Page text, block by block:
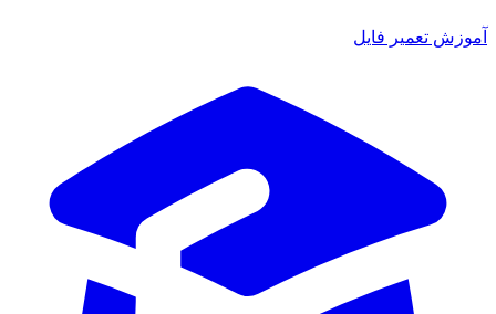
تعمیر فایل